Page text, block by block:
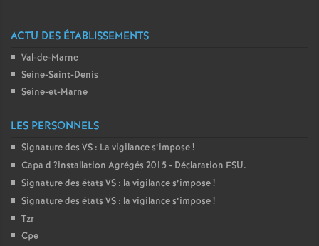
u
s
ACTU DES ÉTABLISSEMENTS
Val-de-Marne
Seine-Saint-Denis
Seine-et-Marne
LES PERSONNELS
Signature des VS : La vigilance s’impose!
Capa d ?installation Agrégés 2015 - Déclaration FSU.
Signature des états VS : la vigilance s’impose!
Signature des états VS : la vigilance s’impose!
Tzr
Cpe